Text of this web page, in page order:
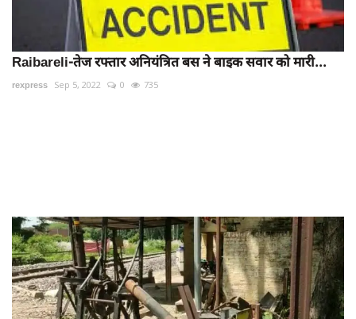
Raibareli-तेज रफ्तार अनियंत्रित बस ने बाइक सवार को मारी...
rexpress Sep 5, 2022 0 735